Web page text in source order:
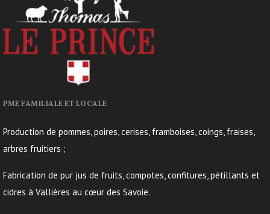
PME FAMILIALE ET LOCALE
Production de pommes, poires, cerises, framboises, coings, fraises,
arbres fruitiers ;
Fabrication de pur jus de fruits, compotes, confitures, pétillants et
cidres à Vallières au cœur des Savoie.